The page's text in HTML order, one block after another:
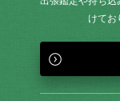
けてお